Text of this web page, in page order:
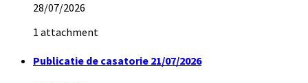
28/07/2026
1 attachment
Publicatie de casatorie 21/07/2026